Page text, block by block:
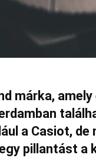
márka,
a Casiot,
pillantást a